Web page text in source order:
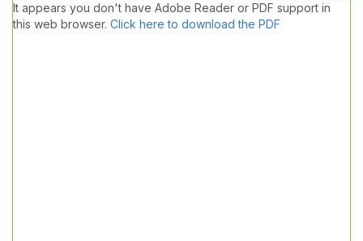
It appears you don't have Adobe Reader or PDF support in
this web browser. Click here to download the PDF